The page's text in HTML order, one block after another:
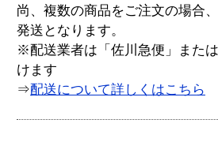
尚、複数の商品をご注文の場合
発送となります。
※配送業者は「佐川急便」また
けます
⇒配送について詳しくはこちら